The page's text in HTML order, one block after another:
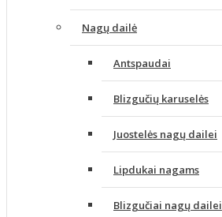
Nagų dailė
Antspaudai
Blizgučių karuselės
Juostelės nagų dailei
Lipdukai nagams
Blizgučiai nagų dailei